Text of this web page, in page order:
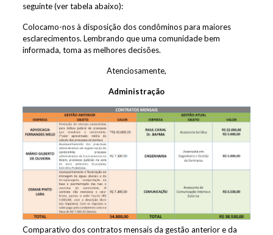
seguinte (ver tabela abaixo):
Colocamo-nos à disposição dos condôminos para maiores
esclarecimentos. Lembrando que uma comunidade bem
informada, toma as melhores decisões.
Atenciosamente,
Administração
Comparativo dos contratos mensais da gestão anterior e da